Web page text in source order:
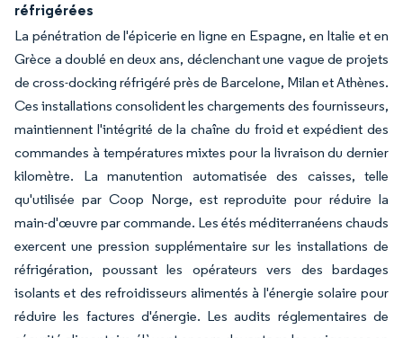
réfrigérées
La pénétration de l'épicerie en ligne en Espagne, en Italie et en
Grèce a doublé en deux ans, déclenchant une vague de projets
de cross-docking réfrigéré près de Barcelone, Milan et Athènes.
Ces installations consolident les chargements des fournisseurs,
maintiennent l'intégrité de la chaîne du froid et expédient des
commandes à températures mixtes pour la livraison du dernier
kilomètre. La manutention automatisée des caisses, telle
qu'utilisée par Coop Norge, est reproduite pour réduire la
main-d'œuvre par commande. Les étés méditerranéens chauds
exercent une pression supplémentaire sur les installations de
réfrigération, poussant les opérateurs vers des bardages
isolants et des refroidisseurs alimentés à l'énergie solaire pour
réduire les factures d'énergie. Les audits réglementaires de